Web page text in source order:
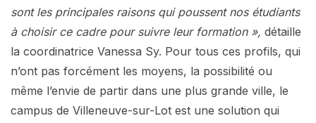
sont les principales raisons qui poussent nos étudiants
à choisir ce cadre pour suivre leur formation », détaille
la coordinatrice Vanessa Sy. Pour tous ces profils, qui
n’ont pas forcément les moyens, la possibilité ou
même l’envie de partir dans une plus grande ville, le
campus de Villeneuve-sur-Lot est une solution qui